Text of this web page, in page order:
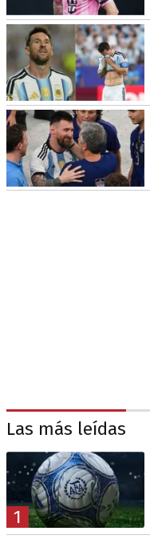
Las más leídas
1